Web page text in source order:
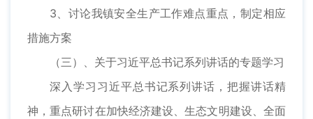
3、讨论我镇安全生产工作难点重点，制定相应
措施方案
（三）、关于习近平总书记系列讲话的专题学习
深入学习习近平总书记系列讲话，把握讲话精
神，重点研讨在加快经济建设、生态文明建设、全面